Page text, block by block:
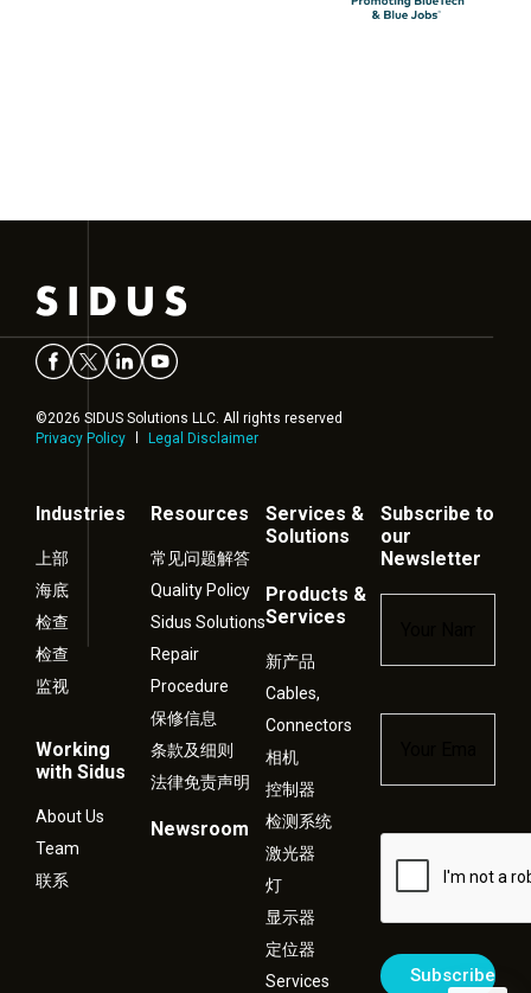
©2026 SIDUS Solutions LLC. All rights reserved
Privacy Policy
Legal Disclaimer
Industries
上部
海底
检查
检查
监视
Working
with Sidus
About Us
Team
联系
Resources
常见问题解答
Quality Policy
Sidus Solutions
Repair
Procedure
保修信息
条款及细则
法律免责声明
Newsroom
Services &
Solutions
Products &
Services
新产品
Cables,
Connectors
相机
控制器
检测系统
激光器
灯
显示器
定位器
Services
Subscribe to
our
Newsletter